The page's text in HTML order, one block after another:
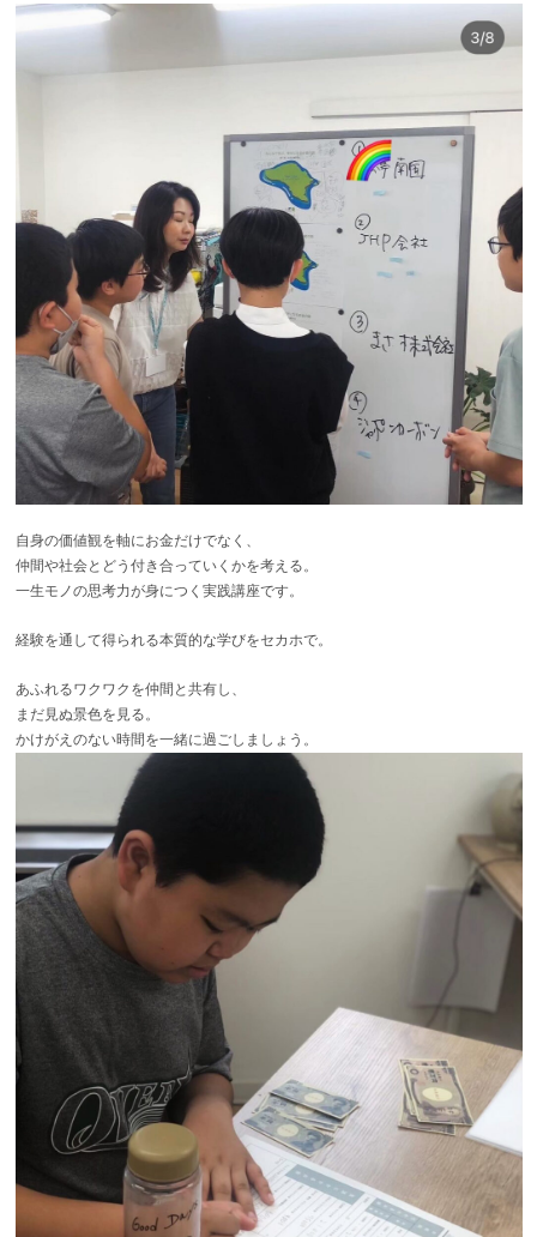
自身の価値観を軸にお金だけでなく、
仲間や社会とどう付き合っていくかを考える。
一生モノの思考力が身につく実践講座です。
経験を通して得られる本質的な学びをセカホで。
あふれるワクワクを仲間と共有し、
まだ見ぬ景色を見る。
かけがえのない時間を一緒に過ごしましょう。